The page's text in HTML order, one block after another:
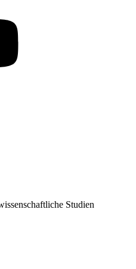
Studien